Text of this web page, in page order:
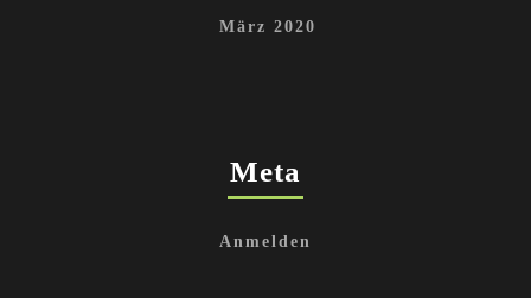
März 2020
Meta
Anmelden